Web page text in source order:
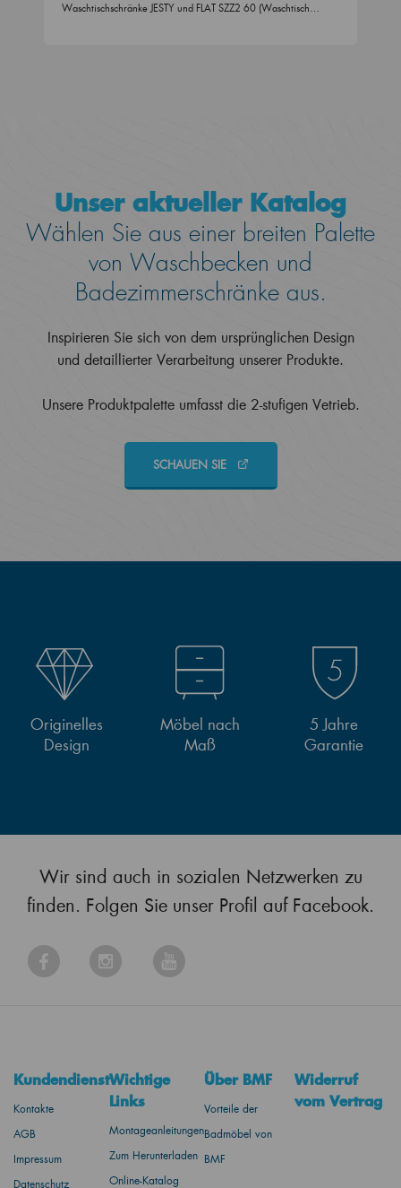
Waschtischschränke JESTY und FLAT SZZ2 60 (Waschtisch…
Unser aktueller Katalog
Wählen Sie aus einer breiten Palette
von Waschbecken und
Badezimmerschränke aus.
Inspirieren Sie sich von dem ursprünglichen Design
und detaillierter Verarbeitung unserer Produkte.
Unsere Produktpalette umfasst die 2-stufigen Vetrieb.
SCHAUEN SIE
Originelles
Design
Möbel nach
Maß
5 Jahre
Garantie
Wir sind auch in sozialen Netzwerken zu
finden. Folgen Sie unser Profil auf Facebook.
Kundendienst
Kontakte
AGB
Impressum
Datenschutz
Wichtige
Links
Montageanleitungen
Zum Herunterladen
Online-Katalog
Über BMF
Vorteile der
Badmöbel von
BMF
Widerruf
vom Vertrag